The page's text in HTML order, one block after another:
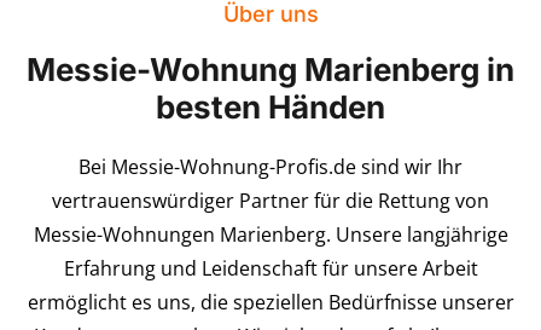
Über uns
Messie-Wohnung Marienberg in
besten Händen
Bei Messie-Wohnung-Profis.de sind wir Ihr
vertrauenswürdiger Partner für die Rettung von
Messie-Wohnungen Marienberg. Unsere langjährige
Erfahrung und Leidenschaft für unsere Arbeit
ermöglicht es uns, die speziellen Bedürfnisse unserer